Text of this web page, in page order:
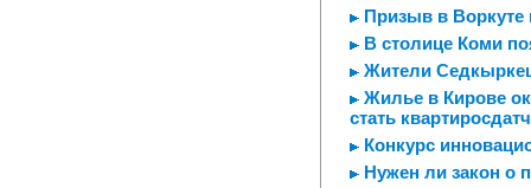
Призыв в Воркуте
В столице Коми
Жители
Жилье в Кирове
стать
Конкурс
Нужен ли закон о